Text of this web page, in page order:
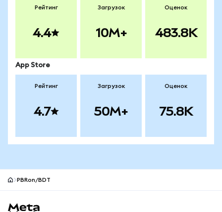
Рейтинг
4.4
Загрузок
10M+
Оценок
483.8K
App Store
Рейтинг
4.7
Загрузок
50M+
Оценок
75.8K
PBRon/BDT